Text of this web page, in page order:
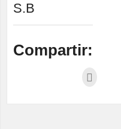
S.B
Compartir: